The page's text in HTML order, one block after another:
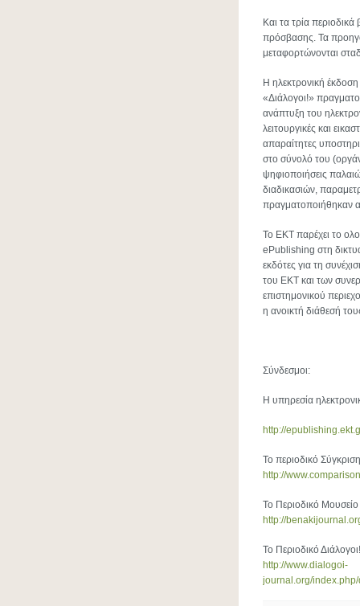
Και τα τρία περιοδικά
πρόσβασης. Τα
μεταφορτώνονται
Η ηλεκτρονική
«Διάλογοι!»
ανάπτυξη του
λειτουργικές και
απαραίτητες
στο σύνολό του
ψηφιοποιήσεις
διαδικασιών,
πραγματοποιήθηκαν
Το ΕΚΤ παρέχει το
ePublishing στη
εκδότες για τη
του ΕΚΤ και των
επιστημονικού
η ανοικτή διάθεσή
Σύνδεσμοι:
Η υπηρεσία
http://
Το περιοδικό
http://
Το Περιοδικό
http://
Το Περιοδικό Διάλογοι!
http://www.dialogoi-
journal.org/